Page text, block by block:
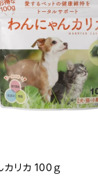
カリカ 100ｇ